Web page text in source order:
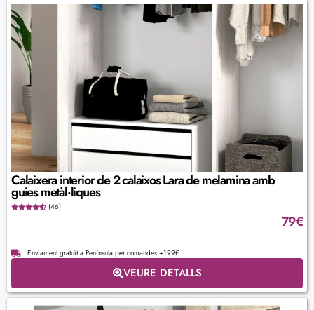
Calaixera interior de 2 calaixos Lara de melamina amb
guies metàl·liques
(46)
79€
Enviament gratuït a Península per comandes +199€
VEURE DETALLS